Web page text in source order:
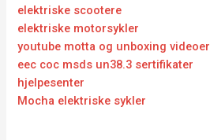
elektriske scootere
elektriske motorsykler
youtube motta og unboxing videoer
eec coc msds un38.3 sertifikater
hjelpesenter
Mocha elektriske sykler